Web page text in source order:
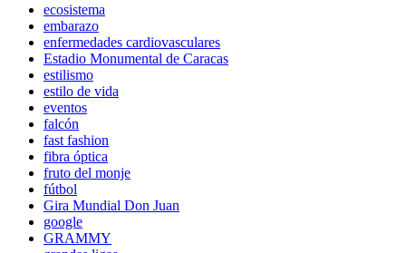
ecosistema
embarazo
enfermedades cardiovasculares
Estadio Monumental de Caracas
estilismo
estilo de vida
eventos
falcón
fast fashion
fibra óptica
fruto del monje
fútbol
Gira Mundial Don Juan
google
GRAMMY